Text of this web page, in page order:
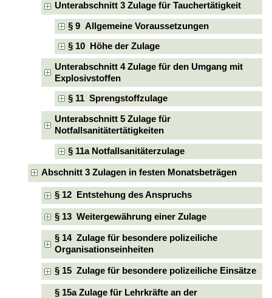
Unterabschnitt 3 Zulage für Tauchertätigkeit
§ 9 Allgemeine Voraussetzungen
§ 10 Höhe der Zulage
Unterabschnitt 4 Zulage für den Umgang mit
Explosivstoffen
§ 11 Sprengstoffzulage
Unterabschnitt 5 Zulage für
Notfallsanitätertätigkeiten
§ 11a Notfallsanitäterzulage
Abschnitt 3 Zulagen in festen Monatsbeträgen
§ 12 Entstehung des Anspruchs
§ 13 Weitergewährung einer Zulage
§ 14 Zulage für besondere polizeiliche
Organisationseinheiten
§ 15 Zulage für besondere polizeiliche Einsätze
§ 15a Zulage für Lehrkräfte an der